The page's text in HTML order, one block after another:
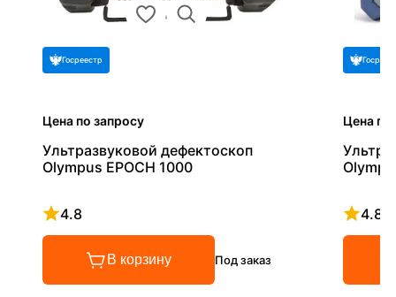
Госреестр
Цена по запросу
Ультразвуковой дефектоскоп
Olympus EPOCH 1000
4.8
Рейтинг 4.8 из 5
В корзину Под заказ
Цена по
4.8